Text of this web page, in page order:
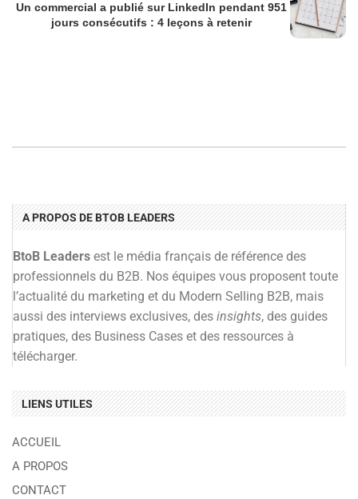
Un commercial a publié sur LinkedIn pendant 951
jours consécutifs : 4 leçons à retenir
A PROPOS DE BTOB LEADERS
BtoB Leaders est le média français de référence des
professionnels du B2B. Nos équipes vous proposent toute
l’actualité du marketing et du Modern Selling B2B, mais
aussi des interviews exclusives, des insights, des guides
pratiques, des Business Cases et des ressources à
télécharger.
LIENS UTILES
ACCUEIL
A PROPOS
CONTACT